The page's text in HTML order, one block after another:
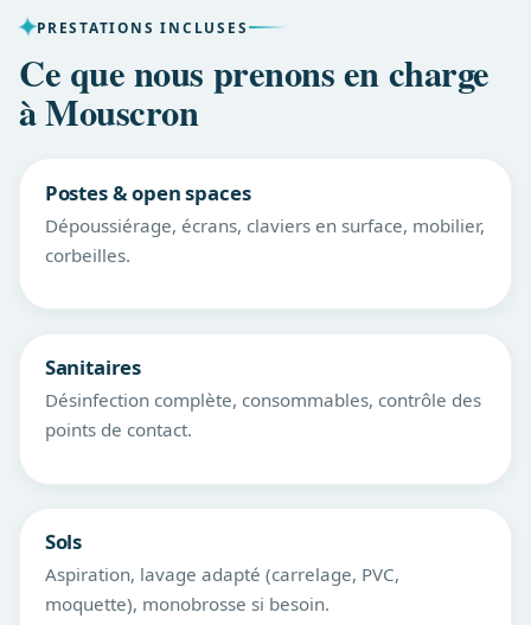
PRESTATIONS INCLUSES
Ce que nous prenons en charge
à Mouscron
Postes & open spaces
Dépoussiérage, écrans, claviers en surface, mobilier,
corbeilles.
Sanitaires
Désinfection complète, consommables, contrôle des
points de contact.
Sols
Aspiration, lavage adapté (carrelage, PVC,
moquette), monobrosse si besoin.